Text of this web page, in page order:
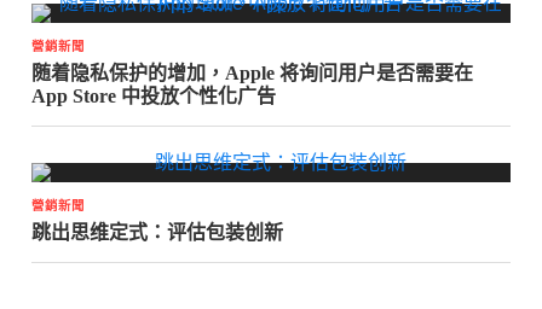
營銷新聞
随着隐私保护的增加，Apple 将询问用户是否需要在
App Store 中投放个性化广告
營銷新聞
跳出思维定式：评估包装创新